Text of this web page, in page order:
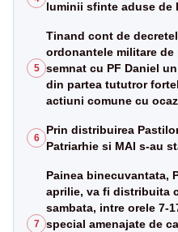
luminii sfinte aduse de
5
Tinand cont de
ordonantele militare de
semnat cu PF Daniel
din partea tututror
actiuni comune cu
6
Prin distribuirea
Patriarhie si MAI s-au
7
Painea binecuvantata,
aprilie, va fi distribuita
sambata, intre orele 7-
special amenajate de